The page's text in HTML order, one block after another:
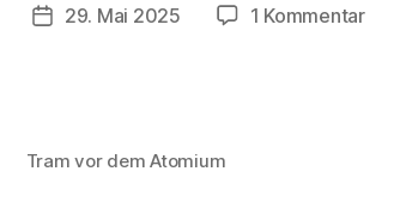
Veröffentlichungsdatum
29. Mai 2025 1 Kommentarzu
Tram vor dem Atomium